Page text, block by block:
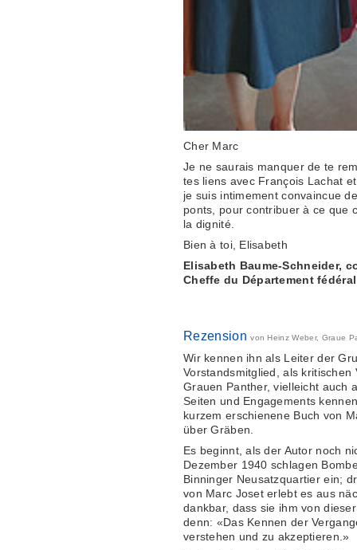
Cher Marc
Je ne saurais manquer de te
tes liens avec François Lachat
je suis intimement convaincue
ponts, pour contribuer à ce que
la dignité.
Bien à toi, Elisabeth
Elisabeth Baume-Schneider,
Cheffe du Département
Rezensionvon Heinz Weber, Graue
Wir kennen ihn als Leiter der
Vorstandsmitglied, als
Grauen Panther, vielleicht auch
Seiten und Engagements
kurzem erschienene Buch von
über Gräben.
Es beginnt, als der Autor noch
Dezember 1940 schlagen
Binninger Neusatzquartier ein;
von Marc Joset erlebt es aus
dankbar, dass sie ihm von
denn: «Das Kennen der
verstehen und zu akzeptieren.»